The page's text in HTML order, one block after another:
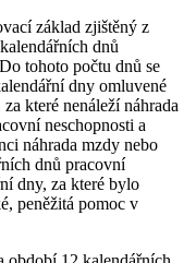
základ zjištěný z
dnů
tohoto počtu dnů se
dny omluvené
které nenáleží náhrada
neschopnosti a
náhrada mzdy nebo
dnů pracovní
dny, za které bylo
peněžitá pomoc v